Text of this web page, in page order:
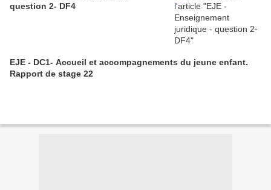
question 2- DF4
EJE - DC1- Accueil et accompagnements du jeune enfant.
Rapport de stage 22